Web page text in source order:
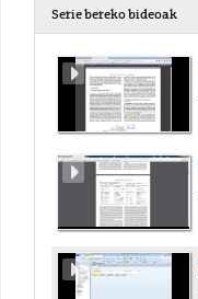
Serie bereko bideoak